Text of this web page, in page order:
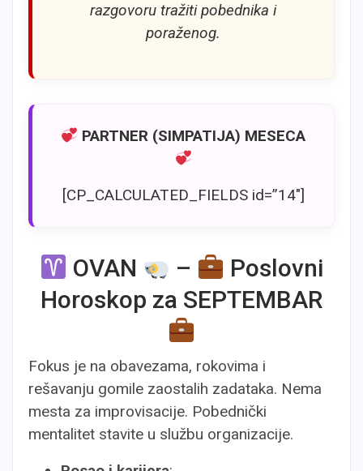
razgovoru tražiti pobednika i
poraženog.
PARTNER (SIMPATIJA) MESECA
[CP_CALCULATED_FIELDS id=”14″]
OVAN –
Poslovni
Horoskop za SEPTEMBAR
Fokus je na obavezama, rokovima i
rešavanju gomile zaostalih zadataka. Nema
mesta za improvisacije. Pobednički
mentalitet stavite u službu organizacije.